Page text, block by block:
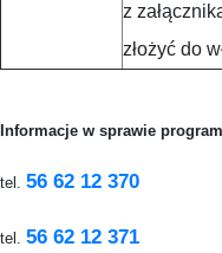
z
złożyć do
Informacje w sprawie
tel. 56 62 12 370
tel. 56 62 12 371